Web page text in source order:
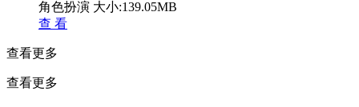
角色扮演 大小:139.05MB
查 看
查看更多
查看更多